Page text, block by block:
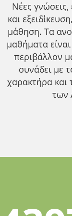
Νέες
και
μάθηση. Τα
μαθήματα
περιβάλλον
συνάδει με
χαρακτήρα και
των